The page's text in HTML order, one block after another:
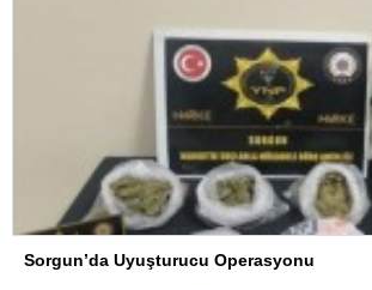
Sorgun’da Uyuşturucu Operasyonu